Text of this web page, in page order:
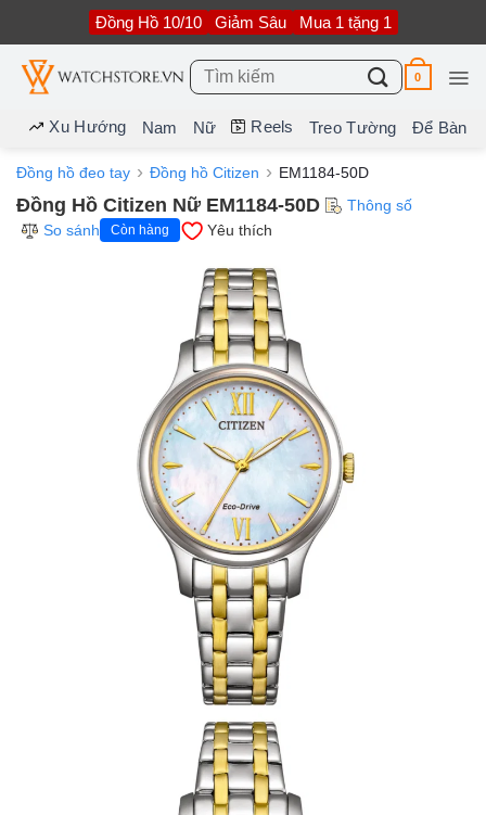
nội
dung
Đồng Hồ 10/10 Giảm Sâu Mua 1 tặng 1
Tìm
kiếm:
0
Xu Hướng Nam Nữ Reels Treo Tường Để Bàn
Đồng hồ đeo tay Đồng hồ Citizen EM1184-50D
Đồng Hồ Citizen Nữ EM1184-50D
Thông số
So sánh
Còn hàng Yêu thích